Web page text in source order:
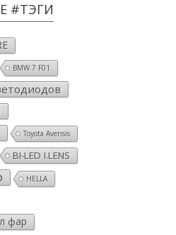
#ТЭГИ
BMW 7 F01
Toyota Avensis
BI-LED I.LENS
HELLA
фар